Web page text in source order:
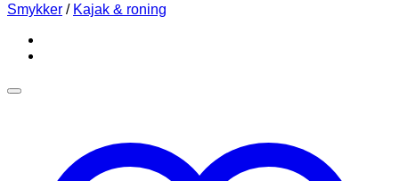
Smykker / Kajak & roning